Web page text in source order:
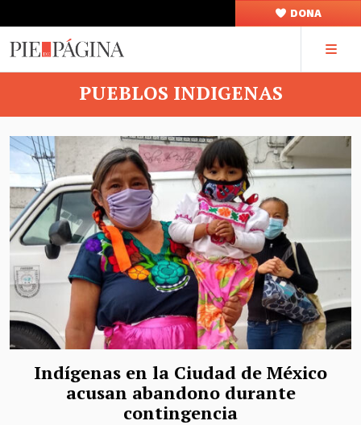
DONA
PUEBLOS INDIGENAS
Indígenas en la Ciudad de México
acusan abandono durante
contingencia